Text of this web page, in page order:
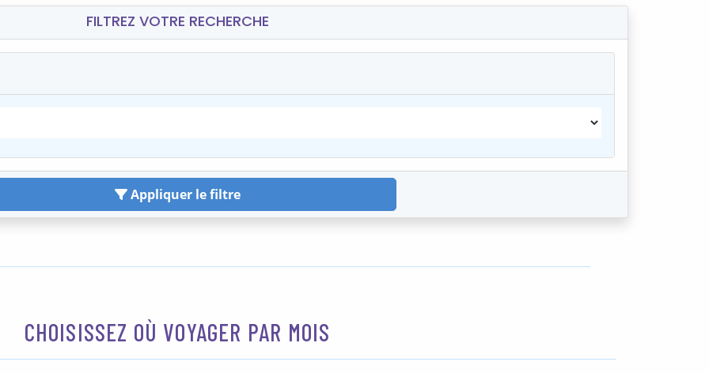
FILTREZ VOTRE RECHERCHE
Appliquer le filtre
CHOISISSEZ OÙ VOYAGER PAR MOIS